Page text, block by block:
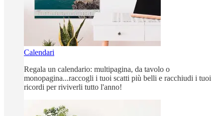
Calendari
Regala un calendario: multipagina, da tavolo o
monopagina...raccogli i tuoi scatti più belli e racchiudi i tuoi
ricordi per riviverli tutto l'anno!